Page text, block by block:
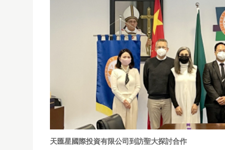
天匯星國際投資有限公司到訪聖大探討合作